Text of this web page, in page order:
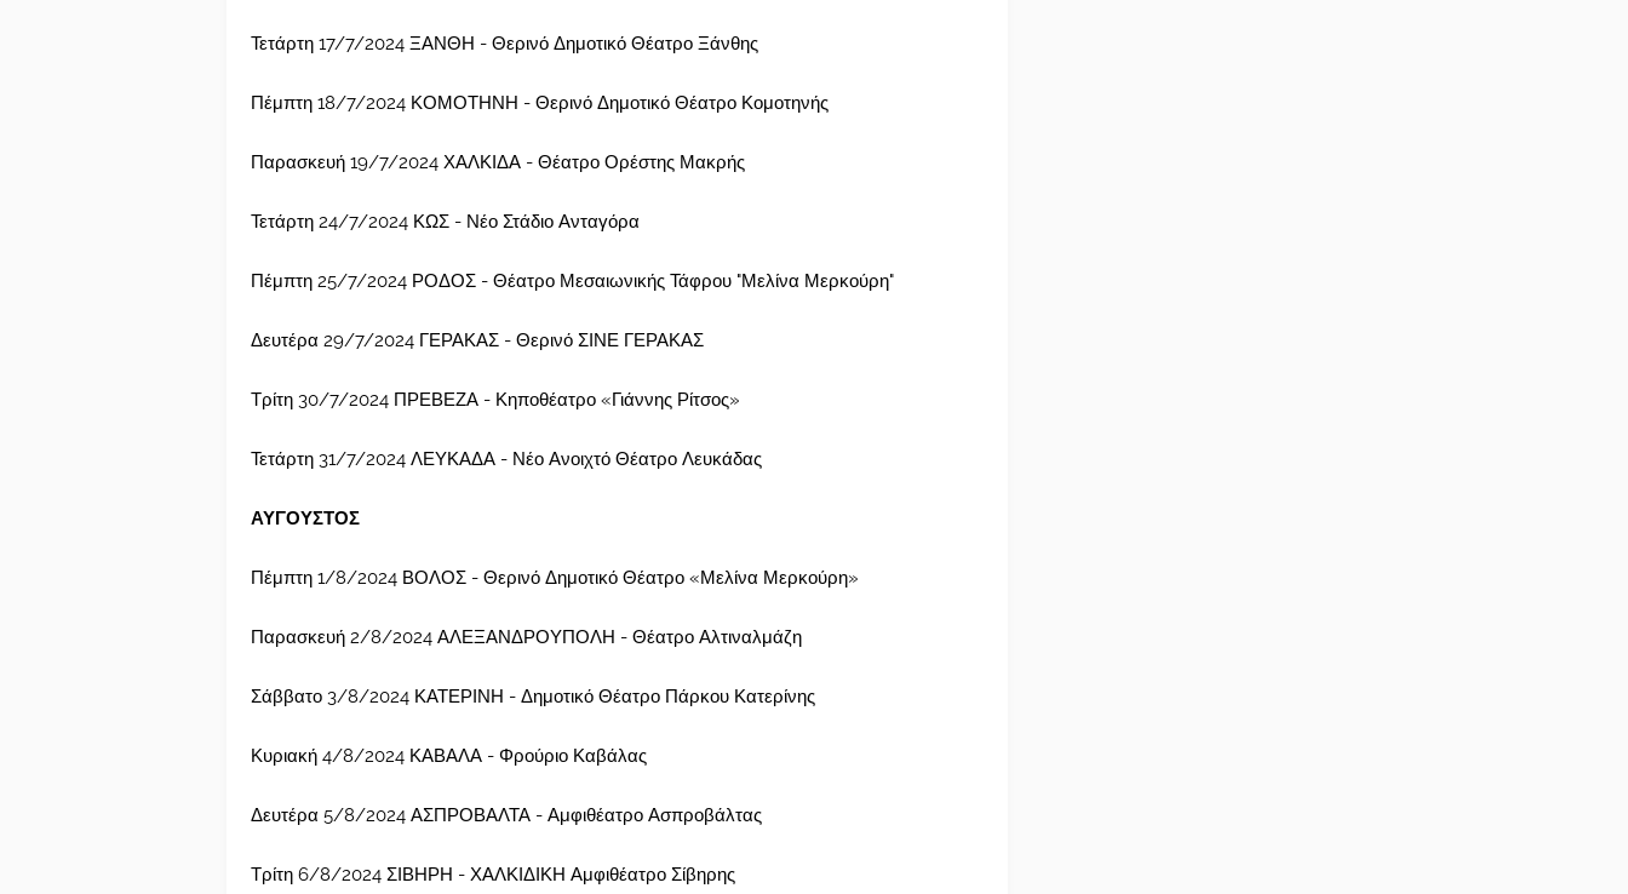
Τετάρτη 17/7/2024 ΞΑΝΘΗ - Θερινό Δημοτικό Θέατρο Ξάνθης
Πέμπτη 18/7/2024 ΚΟΜΟΤΗΝΗ - Θερινό Δημοτικό Θέατρο Κομοτηνής
Παρασκευή 19/7/2024 ΧΑΛΚΙΔΑ - Θέατρο Ορέστης Μακρής
Τετάρτη 24/7/2024 ΚΩΣ - Νέο Στάδιο Ανταγόρα
Πέμπτη 25/7/2024 ΡΟΔΟΣ - Θέατρο Μεσαιωνικής Τάφρου "Μελίνα Μερκούρη"
Δευτέρα 29/7/2024 ΓΕΡΑΚΑΣ - Θερινό ΣΙΝΕ ΓΕΡΑΚΑΣ
Τρίτη 30/7/2024 ΠΡΕΒΕΖΑ - Κηποθέατρο «Γιάννης Ρίτσος»
Τετάρτη 31/7/2024 ΛΕΥΚΑΔΑ - Νέο Ανοιχτό Θέατρο Λευκάδας
ΑΥΓΟΥΣΤΟΣ
Πέμπτη 1/8/2024 ΒΟΛΟΣ - Θερινό Δημοτικό Θέατρο «Μελίνα Μερκούρη»
Παρασκευή 2/8/2024 ΑΛΕΞΑΝΔΡΟΥΠΟΛΗ - Θέατρο Αλτιναλμάζη
Σάββατο 3/8/2024 ΚΑΤΕΡΙΝΗ - Δημοτικό Θέατρο Πάρκου Κατερίνης
Κυριακή 4/8/2024 ΚΑΒΑΛΑ - Φρούριο Καβάλας
Δευτέρα 5/8/2024 ΑΣΠΡΟΒΑΛΤΑ - Αμφιθέατρο Ασπροβάλτας
Τρίτη 6/8/2024 ΣΙΒΗΡΗ - ΧΑΛΚΙΔΙΚΗ Αμφιθέατρο Σίβηρης